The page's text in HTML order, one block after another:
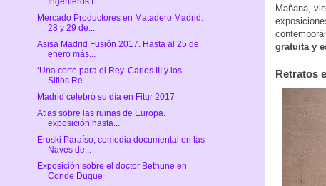
Mañana,
gratuita y
Retratos
Mercado Productores en Matadero Madrid.
28 y 29 de...
Asisa Madrid Fusión 2017. Hasta al 25 de
enero más...
‘Una corte para el Rey. Carlos III y los
Sitios Re...
Madrid celebró su día en Fitur 2017
Atlas sobre las ruinas de Europa.
exposición hasta...
Eroski Paraíso, comedia documental en las
Naves de...
Exposición sobre el doctor Bethune en
Conde Duque